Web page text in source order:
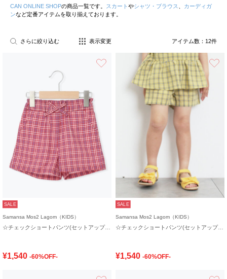
CAN ONLINE SHOPの商品一覧です。 スカート やシャツ・ブラウス
カーディガ
ンなど定番アイテムを取り揃えております。
さらに絞り込む 表示変更 アイテム数： 12件
SALE
Samansa Mos2 Lagom（KIDS）
☆チェックショートパンツ(セットアップ可)
¥1,540 -60%OFF-
SALE
Samansa Mos2 Lagom（KIDS）
☆チェックショートパンツ(セットアップ可)
¥1,540 -60%OFF-